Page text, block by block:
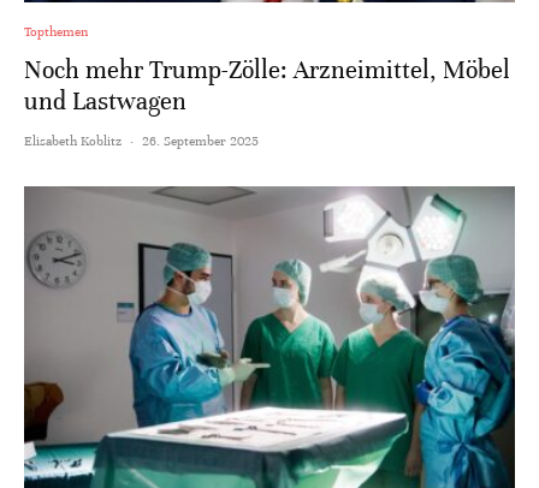
Topthemen
Noch mehr Trump-Zölle: Arzneimittel, Möbel
und Lastwagen
Elisabeth Koblitz · 26. September 2025